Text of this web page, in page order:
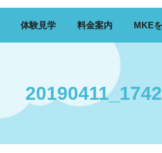
体験見学 料金案内 MKE